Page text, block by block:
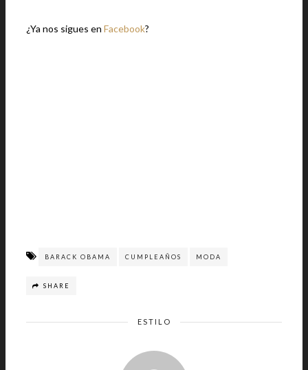
¿Ya nos sigues en Facebook?
BARACK OBAMA CUMPLEAÑOS MODA
SHARE
ESTILO